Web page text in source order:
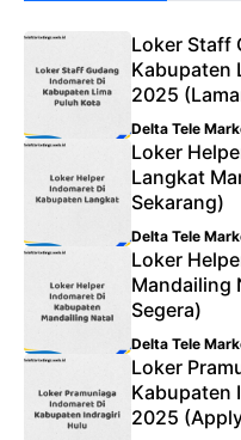
Loker Staff
Kabupaten
2025
Delta Tele
Loker
Langkat
Sekarang)
Delta Tele
Loker
Mandailing
Segera)
Delta Tele
Loker
Kabupaten
2025